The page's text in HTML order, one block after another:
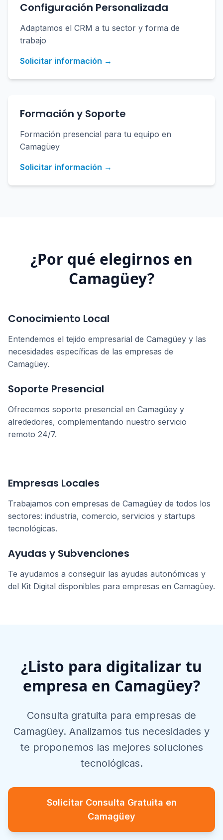
Configuración Personalizada
Adaptamos el CRM a tu sector y forma de
trabajo
Solicitar información →
Formación y Soporte
Formación presencial para tu equipo en
Camagüey
Solicitar información →
¿Por qué elegirnos en
Camagüey?
Conocimiento Local
Entendemos el tejido empresarial de Camagüey y las
necesidades específicas de las empresas de
Camagüey.
Soporte Presencial
Ofrecemos soporte presencial en Camagüey y
alrededores, complementando nuestro servicio
remoto 24/7.
Empresas Locales
Trabajamos con empresas de Camagüey de todos los
sectores: industria, comercio, servicios y startups
tecnológicas.
Ayudas y Subvenciones
Te ayudamos a conseguir las ayudas autonómicas y
del Kit Digital disponibles para empresas en Camagüey.
¿Listo para digitalizar tu
empresa en Camagüey?
Consulta gratuita para empresas de
Camagüey. Analizamos tus necesidades y
te proponemos las mejores soluciones
tecnológicas.
Solicitar Consulta Gratuita en
Camagüey